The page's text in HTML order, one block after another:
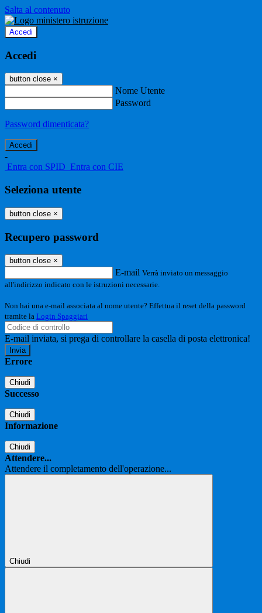
Salta al contenuto
Accedi
Accedi
button close ×
Nome Utente
Password
Password dimenticata?
-
Entra con SPID Entra con CIE
Seleziona utente
button close ×
Recupero password
button close ×
E-mail Verrà inviato un messaggio
all'indirizzo indicato con le istruzioni necessarie.
Non hai una e-mail associata al nome utente? Effettua il reset della password
tramite la Login Spaggiari
E-mail inviata, si prega di controllare la casella di posta elettronica!
Errore
Chiudi
Successo
Chiudi
Informazione
Chiudi
Attendere...
Attendere il completamento dell'operazione...
Chiudi